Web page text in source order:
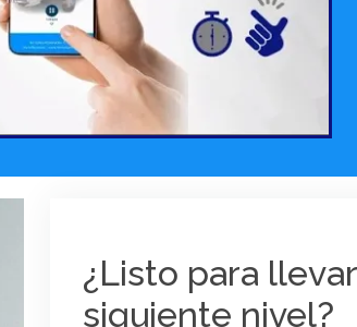
¿Listo para
siguiente nivel?